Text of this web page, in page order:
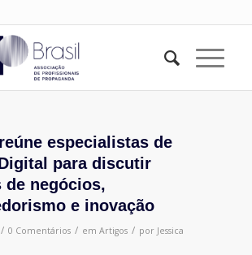
especialistas de
para discutir
de negócios,
e inovação
/ 0 Comentários / em Artigos / por Jessica